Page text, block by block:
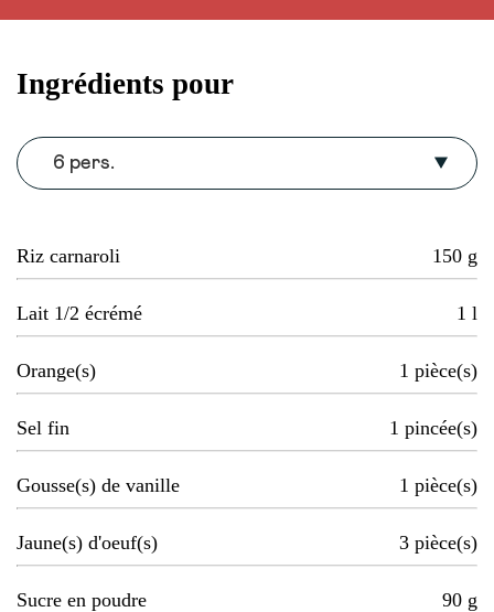
Ingrédients pour
6 pers.
Riz carnaroli 150 g
Lait 1/2 écrémé 1 l
Orange(s) 1 pièce(s)
Sel fin 1 pincée(s)
Gousse(s) de vanille 1 pièce(s)
Jaune(s) d'oeuf(s) 3 pièce(s)
Sucre en poudre 90 g